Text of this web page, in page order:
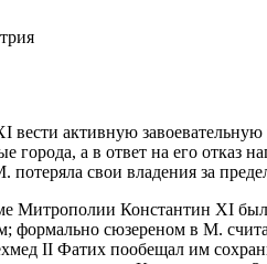
активную
города, а в ответ на его
потеряла свои владения за
Митрополии Константин XI
формально сюзереном в М.
II Фатих пообещал им